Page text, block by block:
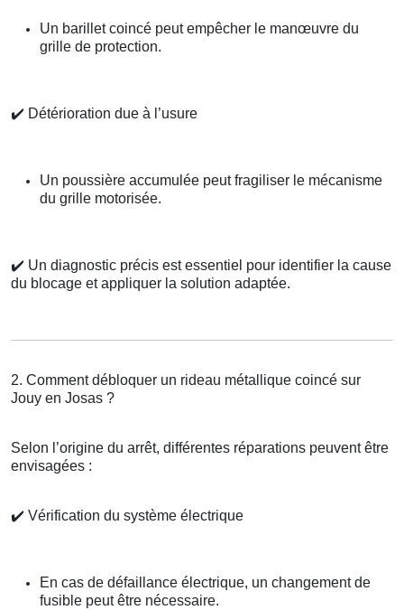
Un barillet coincé peut empêcher le manœuvre du
grille de protection.
✔️ Détérioration due à l’usure
Un poussière accumulée peut fragiliser le mécanisme
du grille motorisée.
✔️ Un diagnostic précis est essentiel pour identifier la cause
du blocage et appliquer la solution adaptée.
2. Comment débloquer un rideau métallique coincé sur
Jouy en Josas ?
Selon l’origine du arrêt, différentes réparations peuvent être
envisagées :
✔️ Vérification du système électrique
En cas de défaillance électrique, un changement de
fusible peut être nécessaire.